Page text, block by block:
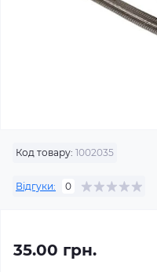
Код товару: 1002035
Відгуки: 0
35.00 грн.